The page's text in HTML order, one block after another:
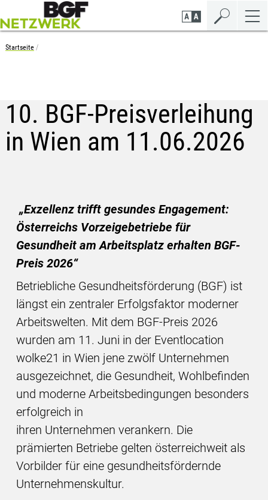
springen
springen
Startseite
10. BGF-Preisverleihung
in Wien am 11.06.2026
„Exzellenz trifft gesundes Engagement:
Österreichs Vorzeigebetriebe für
Gesundheit am Arbeitsplatz erhalten BGF-
Preis 2026“
Betriebliche Gesundheitsförderung (BGF) ist
längst ein zentraler Erfolgsfaktor moderner
Arbeitswelten. Mit dem BGF-Preis 2026
wurden am 11. Juni in der Eventlocation
wolke21 in Wien jene zwölf Unternehmen
ausgezeichnet, die Gesundheit, Wohlbefinden
und moderne Arbeitsbedingungen besonders
erfolgreich in
ihren Unternehmen verankern. Die
prämierten Betriebe gelten österreichweit als
Vorbilder für eine gesundheitsfördernde
Unternehmenskultur.